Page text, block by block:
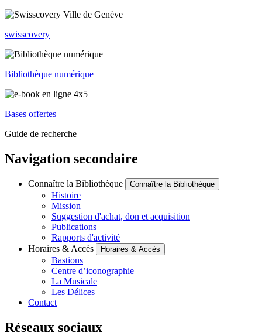
swisscovery
Bibliothèque numérique
Bases offertes
Guide de recherche
Navigation secondaire
Connaître la Bibliothèque Connaître la Bibliothèque
Histoire
Mission
Suggestion d'achat, don et acquisition
Publications
Rapports d'activité
Horaires & Accès
Horaires & Accès
Bastions
Centre d’iconographie
La Musicale
Les Délices
Contact
Réseaux sociaux